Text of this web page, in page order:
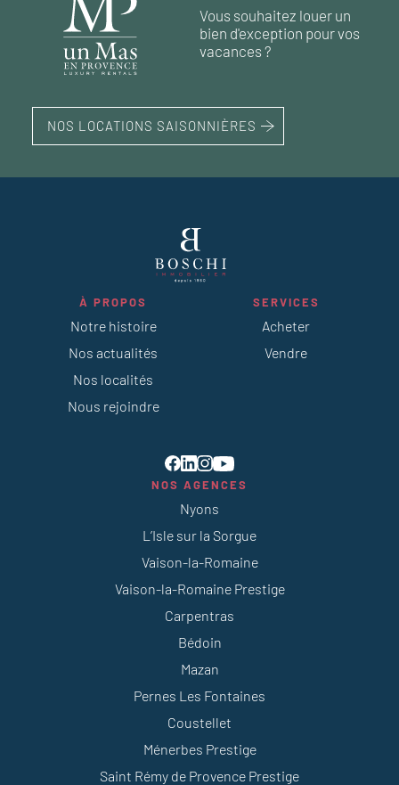
60 m² 1
87 m² 2
Vous souhaitez louer un
bien d'exception pour vos
vacances ?
NOS LOCATIONS SAISONNIÈRES
À PROPOS
Notre histoire
Nos actualités
Nos localités
Nous rejoindre
SERVICES
Acheter
Vendre
NOS AGENCES
Nyons
L’Isle sur la Sorgue
Vaison-la-Romaine
Vaison-la-Romaine Prestige
Carpentras
Bédoin
Mazan
Pernes Les Fontaines
Coustellet
Ménerbes Prestige
Saint Rémy de Provence Prestige